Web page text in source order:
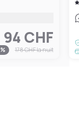
94 CHF
% 178 CHFla nuit